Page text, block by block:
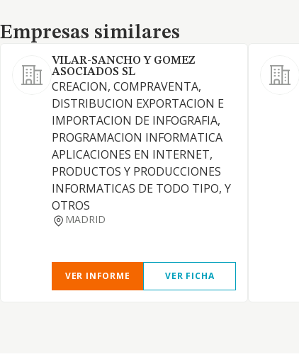
Empresas similares
Empresas similares
VILAR-SANCHO Y GOMEZ
ASOCIADOS SL
CREACION, COMPRAVENTA,
DISTRIBUCION EXPORTACION E
IMPORTACION DE INFOGRAFIA,
PROGRAMACION INFORMATICA
APLICACIONES EN INTERNET,
PRODUCTOS Y PRODUCCIONES
INFORMATICAS DE TODO TIPO, Y
OTROS
MADRID
VER INFORME VER FICHA